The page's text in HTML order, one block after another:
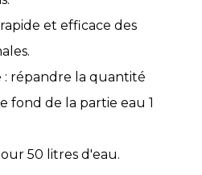
et efficace des
: répandre la quantité
fond de la partie eau 1
50 litres d'eau.